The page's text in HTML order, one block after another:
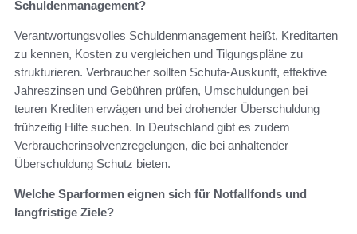
Schuldenmanagement?
Verantwortungsvolles Schuldenmanagement heißt, Kreditarten
zu kennen, Kosten zu vergleichen und Tilgungspläne zu
strukturieren. Verbraucher sollten Schufa-Auskunft, effektive
Jahreszinsen und Gebühren prüfen, Umschuldungen bei
teuren Krediten erwägen und bei drohender Überschuldung
frühzeitig Hilfe suchen. In Deutschland gibt es zudem
Verbraucherinsolvenzregelungen, die bei anhaltender
Überschuldung Schutz bieten.
Welche Sparformen eignen sich für Notfallfonds und
langfristige Ziele?